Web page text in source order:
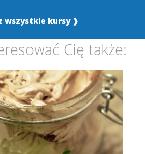
wszystkie kursy ❱
Cię także: